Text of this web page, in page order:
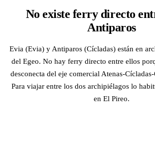
No existe ferry directo
Antiparos
Evia (Evia) y Antiparos (Cícladas) están en
del Egeo. No hay ferry directo entre ellos
desconecta del eje comercial Atenas-
Para viajar entre los dos archipiélagos lo
en El Pireo.